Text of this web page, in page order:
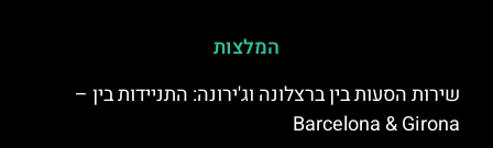
המלצות
שירות הסעות בין ברצלונה וג'ירונה: התניידות בין –
Barcelona & Girona